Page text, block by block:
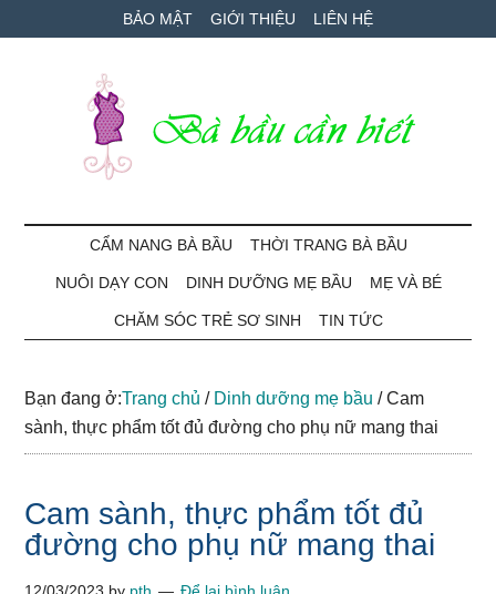
to
to
qua
BẢO MẬT GIỚI THIỆU LIÊN HỆ
Bà
Bầu
Cần
Biết
bé
CẨM NANG BÀ BẦU THỜI TRANG BÀ BẦU
NUÔI DẠY CON DINH DƯỠNG MẸ BẦU MẸ VÀ BÉ
CHĂM SÓC TRẺ SƠ SINH TIN TỨC
Bạn đang ở:Trang chủ / Dinh dưỡng mẹ bầu /Cam
sành, thực phẩm tốt đủ đường cho phụ nữ mang thai
Cam sành, thực phẩm tốt đủ
đường cho phụ nữ mang thai